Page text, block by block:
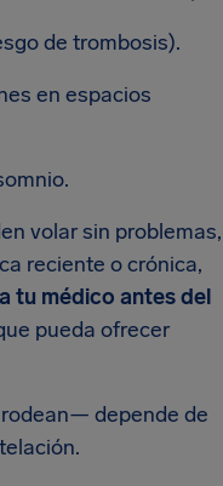
de trombosis).
en espacios
volar sin problemas,
reciente o crónica,
tu médico antes del
pueda ofrecer
depende de